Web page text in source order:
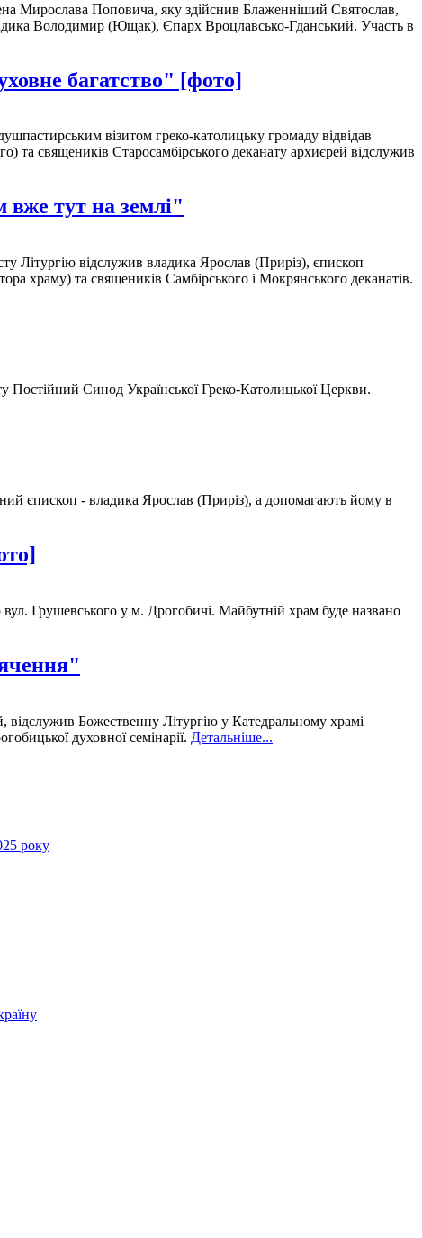
Мирослава Поповича, яку здійснив Блаженніший Святослав,
Володимир (Ющак), Єпарх Вроцлавсько-Гданський. Участь в
багатство" [фото]
візитом греко-католицьку громаду відвідав
та священиків Старосамбірського деканату архиєрей відслужив
тут на землі"
Літургію відслужив владика Ярослав (Приріз), єпископ
храму) та священиків Самбірського і Мокрянського деканатів.
Постійний Синод Української Греко-Католицької Церкви.
єпископ - владика Ярослав (Приріз), а допомагають йому в
Грушевського у м. Дрогобичі. Майбутній храм буде названо
Божественну Літургію у Катедральному храмі
духовної семінарії. Детальніше...
року